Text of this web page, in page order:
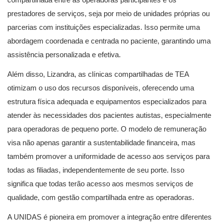
prestadores de serviços, seja por meio de unidades próprias ou
parcerias com instituições especializadas. Isso permite uma
abordagem coordenada e centrada no paciente, garantindo uma
assistência personalizada e efetiva.
Além disso, Lizandra, as clínicas compartilhadas de TEA
otimizam o uso dos recursos disponíveis, oferecendo uma
estrutura física adequada e equipamentos especializados para
atender às necessidades dos pacientes autistas, especialmente
para operadoras de pequeno porte. O modelo de remuneração
visa não apenas garantir a sustentabilidade financeira, mas
também promover a uniformidade de acesso aos serviços para
todas as filiadas, independentemente de seu porte. Isso
significa que todas terão acesso aos mesmos serviços de
qualidade, com gestão compartilhada entre as operadoras.
A UNIDAS é pioneira em promover a integração entre diferentes